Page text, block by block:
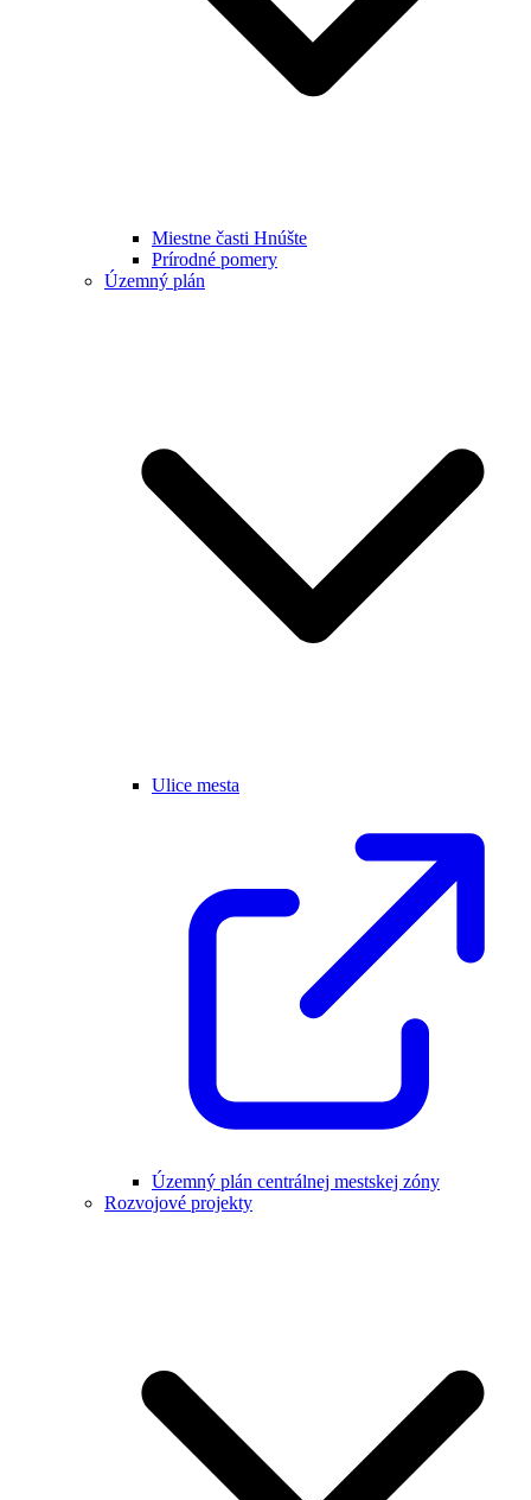
Miestne časti Hnúšte
Prírodné pomery
Územný plán
Ulice mesta
Územný plán centrálnej mestskej zóny
Rozvojové projekty